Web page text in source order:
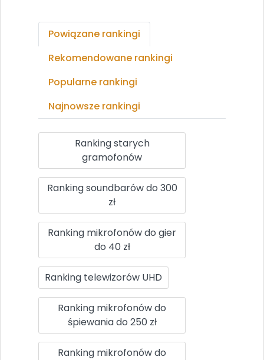
Powiązane rankingi
Rekomendowane rankingi
Popularne rankingi
Najnowsze rankingi
Ranking starych
gramofonów
Ranking soundbarów do 300
zł
Ranking mikrofonów do gier
do 40 zł
Ranking telewizorów UHD
Ranking mikrofonów do
śpiewania do 250 zł
Ranking mikrofonów do